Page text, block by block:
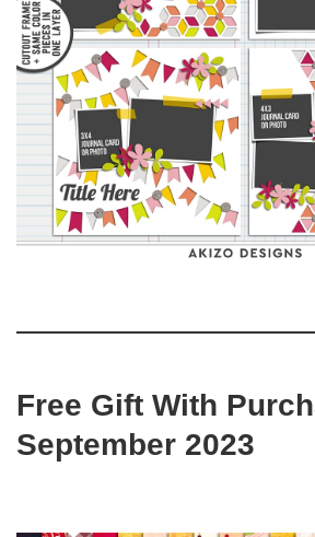
Free Gift With
September 2023